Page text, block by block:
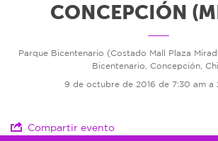
CONCEPCIÓN
Parque Bicentenario (Costado Mall Plaza
Bicentenario, Concepción,
9 de octubre de 2016 de 7:30 am a
Compartir evento